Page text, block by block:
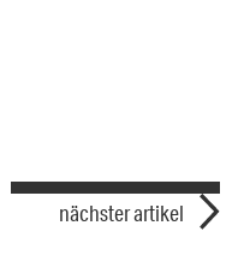
nächster artikel